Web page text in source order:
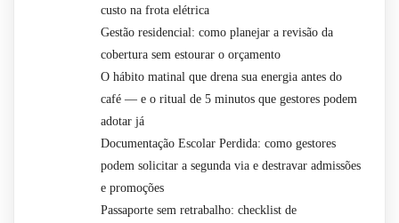
custo na frota elétrica
Gestão residencial: como planejar a revisão da
cobertura sem estourar o orçamento
O hábito matinal que drena sua energia antes do
café — e o ritual de 5 minutos que gestores podem
adotar já
Documentação Escolar Perdida: como gestores
podem solicitar a segunda via e destravar admissões
e promoções
Passaporte sem retrabalho: checklist de